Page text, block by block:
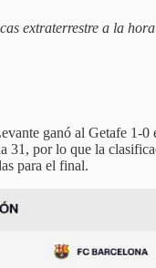
extraterrestre a la
ganó al Getafe 1-0
31, por lo que la
para el final.